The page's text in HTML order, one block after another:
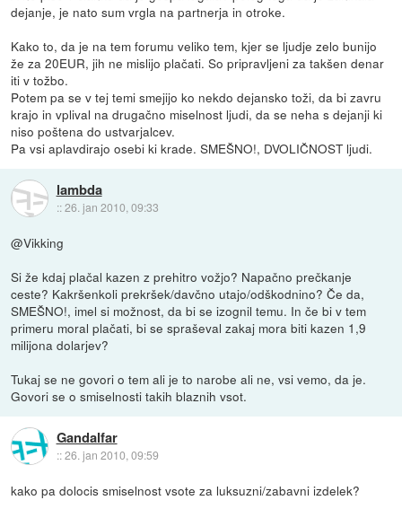
dejanje, je nato sum vrgla na partnerja in otroke.
Kako to, da je na tem forumu veliko tem, kjer se ljudje zelo bunijo
že za 20EUR, jih ne mislijo plačati. So pripravljeni za takšen denar
iti v tožbo.
Potem pa se v tej temi smejijo ko nekdo dejansko toži, da bi zavru
krajo in vplival na drugačno miselnost ljudi, da se neha s dejanji ki
niso poštena do ustvarjalcev.
Pa vsi aplavdirajo osebi ki krade. SMEŠNO!, DVOLIČNOST ljudi.
lambda
::26. jan 2010, 09:33
@Vikking
Si že kdaj plačal kazen z prehitro vožjo? Napačno prečkanje
ceste? Kakršenkoli prekršek/davčno utajo/odškodnino? Če da,
SMEŠNO!, imel si možnost, da bi se izognil temu. In če bi v tem
primeru moral plačati, bi se spraševal zakaj mora biti kazen 1,9
milijona dolarjev?
Tukaj se ne govori o tem ali je to narobe ali ne, vsi vemo, da je.
Govori se o smiselnosti takih blaznih vsot.
Gandalfar
::26. jan 2010, 09:59
kako pa dolocis smiselnost vsote za luksuzni/zabavni izdelek?